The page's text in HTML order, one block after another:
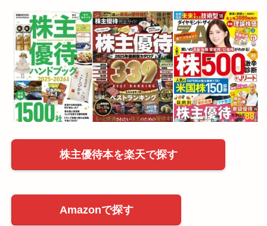
株主優待本を楽天で探す
Amazonで探す